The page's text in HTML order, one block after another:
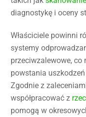
diagnostykę i oceny
Właściciele powinni
systemy
przeciwzalewowe, co
powstania
Zgodnie z
współpracować z
pomogą w